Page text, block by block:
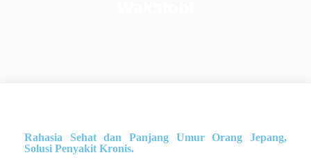
Rahasia Sehat dan Panjang Umur Orang Jepang,
Solusi Penyakit Kronis.